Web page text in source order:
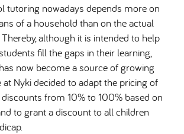
tutoring nowadays depends more on
of a household than on the actual
although it is intended to help
fill the gaps in their learning,
now become a source of growing
at Nyki decided to adapt the pricing of
from 10% to 100% based on
to grant a discount to all children